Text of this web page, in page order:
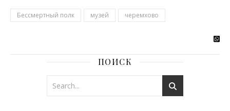
Бессмертный полк музей черемхово
ПОИСК